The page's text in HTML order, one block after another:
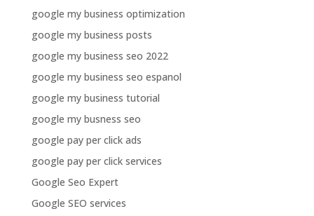
google my business optimization
google my business posts
google my business seo 2022
google my business seo espanol
google my business tutorial
google my busness seo
google pay per click ads
google pay per click services
Google Seo Expert
Google SEO services